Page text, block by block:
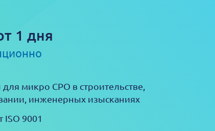
1 дня
микро СРО в строительстве,
инженерных изысканиях
ISO 9001